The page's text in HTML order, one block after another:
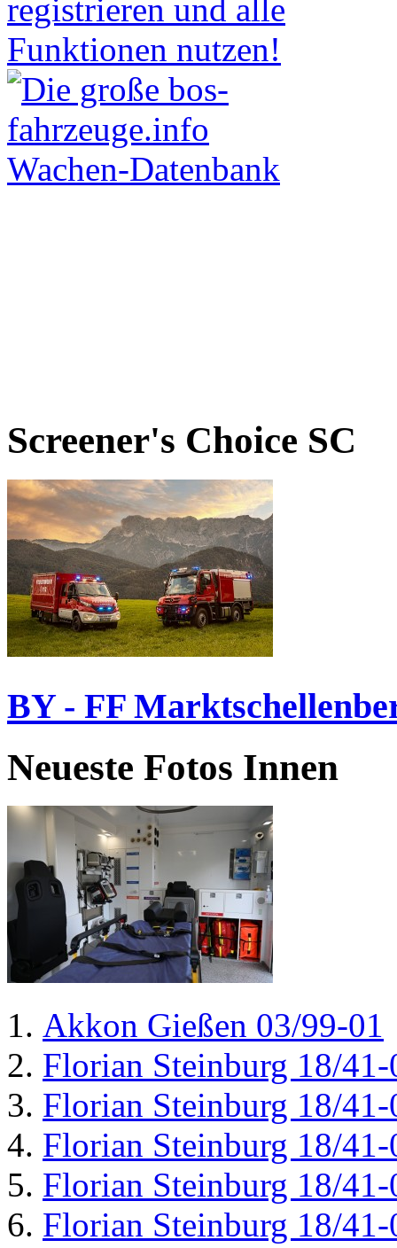
Screener's Choice SC
BY - FF
Neueste Fotos Innen
Akkon Gießen 03/99-01
Florian Steinburg 18/41-
Florian Steinburg 18/41-
Florian Steinburg 18/41-
Florian Steinburg 18/41-
Florian Steinburg 18/41-